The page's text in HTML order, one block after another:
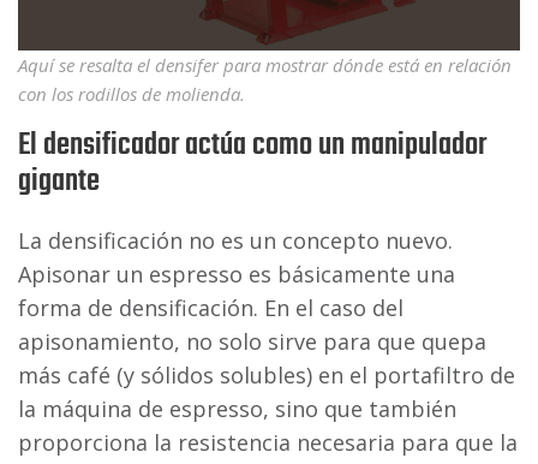
Aquí se resalta el densifer para mostrar dónde está en relación
con los rodillos de molienda.
El densificador actúa como un manipulador
gigante
La densificación no es un concepto nuevo.
Apisonar un espresso es básicamente una
forma de densificación. En el caso del
apisonamiento, no solo sirve para que quepa
más café (y sólidos solubles) en el portafiltro de
la máquina de espresso, sino que también
proporciona la resistencia necesaria para que la